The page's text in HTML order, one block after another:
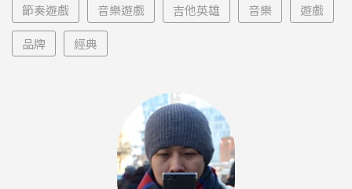
節奏遊戲 音樂遊戲 吉他英雄 音樂 遊戲
品牌 經典